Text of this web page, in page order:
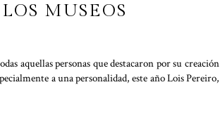
MUSEOS
aquellas personas que destacaron por su creación
a una personalidad, este año Lois Pereiro,